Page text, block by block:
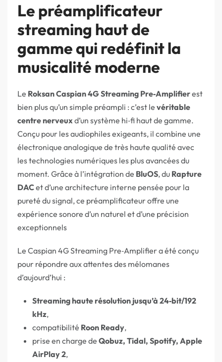
Le préamplificateur
streaming haut de
gamme qui redéfinit la
musicalité moderne
Le Roksan Caspian 4G Streaming Pre‑Amplifierest
bien plus qu’un simple préampli : c’est le véritable
centre nerveuxd’un système hi‑fi haut de gamme.
Conçu pour les audiophiles exigeants, il combine une
électronique analogique de très haute qualité avec
les technologies numériques les plus avancées du
moment. Grâce à l’intégration de BluOS, du Rapture
DACet d’une architecture interne pensée pour la
pureté du signal, ce préamplificateur offre une
expérience sonore d’un naturel et d’une précision
exceptionnels
Le Caspian 4G Streaming Pre‑Amplifier a été conçu
pour répondre aux attentes des mélomanes
d’aujourd’hui :
Streaming haute résolution jusqu’à 24‑bit/192
kHz,
compatibilité Roon Ready,
prise en charge de Qobuz, Tidal, Spotify, Apple
AirPlay 2,